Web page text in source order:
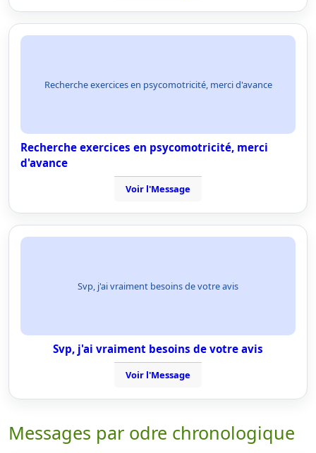
Recherche exercices en psycomotricité, merci d'avance
Recherche exercices en psycomotricité, merci
d'avance
Voir l'Message
Svp, j'ai vraiment besoins de votre avis
Svp, j'ai vraiment besoins de votre avis
Voir l'Message
Messages par odre chronologique